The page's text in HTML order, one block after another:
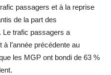
passagers et à la reprise
de la part des
Le trafic passagers a
l’année précédente au
les MGP ont bondi de 63 %